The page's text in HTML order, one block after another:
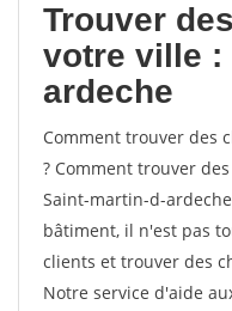
Trouver
votre ville :
ardeche
Comment trouver des
? Comment trouver
Saint-martin-d-
bâtiment, il n'est pas
clients et trouver des
Notre service d'aide